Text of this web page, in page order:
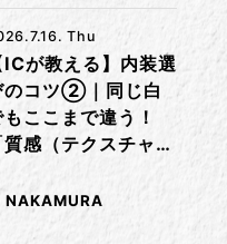
Thu
ICが教える】内装選
のコツ②｜同じ白
ここまで違う！
質感（テクスチャ
）」で差をつけるコ
NAKAMURA